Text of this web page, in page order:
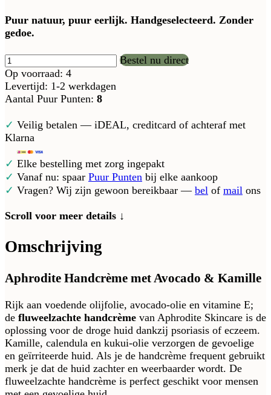
Puur natuur, puur eerlijk. Handgeselecteerd. Zonder
gedoe.
Bestel nu direct
Op voorraad: 4
Levertijd: 1-2 werkdagen
Aantal Puur Punten: 8
✓ Veilig betalen — iDEAL, creditcard of achteraf met
Klarna
✓ Elke bestelling met zorg ingepakt
✓ Vanaf nu: spaar Puur Punten bij elke aankoop
✓ Vragen? Wij zijn gewoon bereikbaar — bel of mail ons
Scroll voor meer details ↓
Omschrijving
Aphrodite Handcrème met Avocado & Kamille
Rijk aan voedende olijfolie, avocado-olie en vitamine E;
de fluweelzachte handcrème van Aphrodite Skincare is de
oplossing voor de droge huid dankzij psoriasis of eczeem.
Kamille, calendula en kukui-olie verzorgen de gevoelige
en geïrriteerde huid. Als je de handcrème frequent gebruikt
merk je dat de huid zachter en weerbaarder wordt. De
fluweelzachte handcrème is perfect geschikt voor mensen